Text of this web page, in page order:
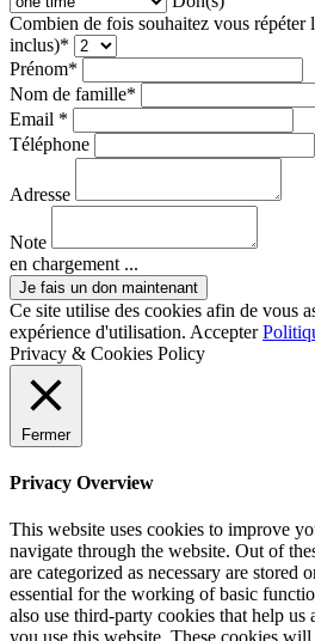
Combien de fois souhaitez vous répéter
inclus)*
Prénom*
Nom de famille*
Email *
Téléphone
Adresse
Note
en chargement ...
Ce site utilise des cookies afin de vous
expérience d'utilisation. Accepter
Privacy & Cookies Policy
Fermer
Privacy Overview
This website uses cookies to improve
navigate through the website. Out of
are categorized as necessary are stored
essential for the working of basic
also use third-party cookies that help us